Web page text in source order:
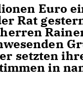
Euro
Rat
setzten
in